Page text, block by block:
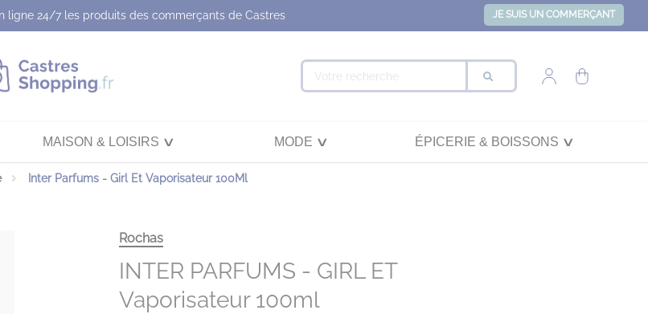
ligne 24/7 les produits des commerçants de Castres JE SUIS UN COMMERÇANT
MAISON & LOISIRS MODE ÉPICERIE & BOISSONS
Inter Parfums - Girl Et Vaporisateur 100Ml
Rochas
INTER PARFUMS - GIRL ET
Vaporisateur 100ml